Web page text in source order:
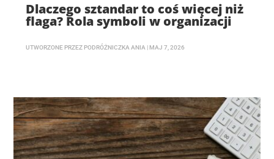
Dlaczego sztandar to coś więcej niż
flaga? Rola symboli w organizacji
UTWORZONE PRZEZ PODRÓŻNICZKA ANIA | MAJ 7, 2026